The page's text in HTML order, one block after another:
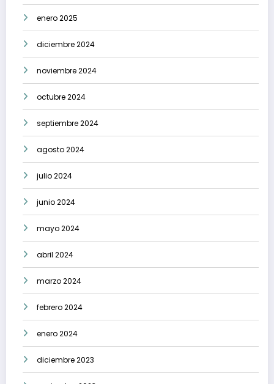
enero 2025
diciembre 2024
noviembre 2024
octubre 2024
septiembre 2024
agosto 2024
julio 2024
junio 2024
mayo 2024
abril 2024
marzo 2024
febrero 2024
enero 2024
diciembre 2023